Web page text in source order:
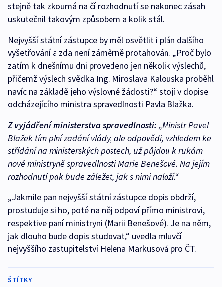
stejně tak zkoumá na čí rozhodnutí se nakonec zásah
uskutečnil takovým způsobem a kolik stál.
Nejvyšší státní zástupce by měl osvětlit i plán dalšího
vyšetřování a zda není záměrně protahován. „Proč bylo
zatím k dnešnímu dni provedeno jen několik výslechů,
přičemž výslech svědka Ing. Miroslava Kalouska proběhl
navíc na základě jeho výslovné žádosti?“ stojí v dopise
odcházejícího ministra spravedlnosti Pavla Blažka.
Z vyjádření ministerstva spravedlnosti: „Ministr Pavel
Blažek tím plní zadání vlády, ale odpovědi, vzhledem ke
střídání na ministerských postech, už půjdou k rukám
nové ministryně spravedlnosti Marie Benešové. Na jejím
rozhodnutí pak bude záležet, jak s nimi naloží.“
„Jakmile pan nejvyšší státní zástupce dopis obdrží,
prostuduje si ho, poté na něj odpoví přímo ministrovi,
respektive paní ministryni (Marii Benešové). Je na něm,
jak dlouho bude dopis studovat,“ uvedla mluvčí
nejvyššího zastupitelství Helena Markusová pro ČT.
ŠTÍTKY